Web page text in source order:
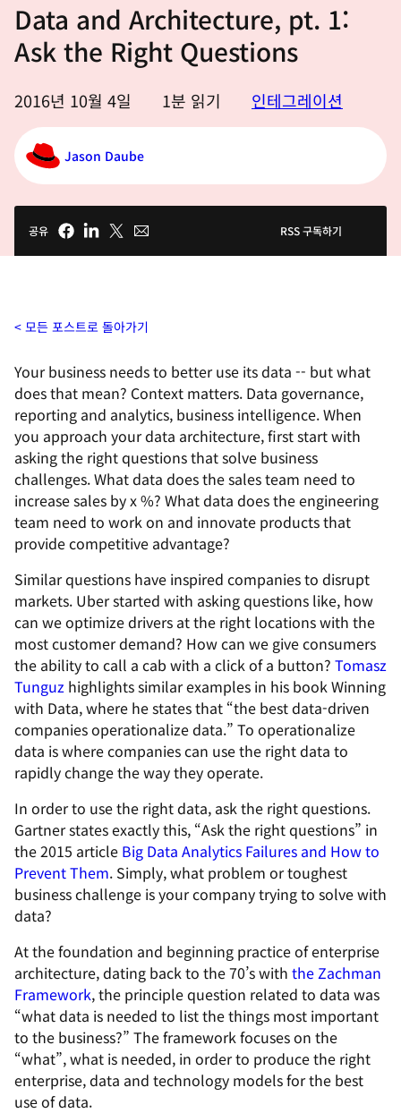
Data and Architecture, pt. 1:
Ask the Right Questions
2016년 10월 4일 1분 읽기 인테그레이션
Jason Daube
공유 RSS 구독하기
모든 포스트로 돌아가기
Your business needs to better use its data -- but what
does that mean? Context matters. Data governance,
reporting and analytics, business intelligence. When
you approach your data architecture, first start with
asking the right questions that solve business
challenges. What data does the sales team need to
increase sales by x %? What data does the engineering
team need to work on and innovate products that
provide competitive advantage?
Similar questions have inspired companies to disrupt
markets. Uber started with asking questions like, how
can we optimize drivers at the right locations with the
most customer demand? How can we give consumers
the ability to call a cab with a click of a button? Tomasz
Tunguz highlights similar examples in his bookWinning
with Data, where he states that “the best data-driven
companies operationalize data.” To operationalize
data is where companies can use the right data to
rapidly change the way they operate.
In order to use the right data, ask the right questions.
Gartner states exactly this, “Ask the right questions” in
the 2015 article Big Data Analytics Failures and How to
Prevent Them. Simply, what problem or toughest
business challenge is your company trying to solve with
data?
At the foundation and beginning practice of enterprise
architecture, dating back to the 70’s with the Zachman
Framework, the principle question related to data was
“what data is needed to list the things most important
to the business?” The framework focuses on the
“what”, what is needed, in order to produce the right
enterprise, data and technology models for the best
use of data.